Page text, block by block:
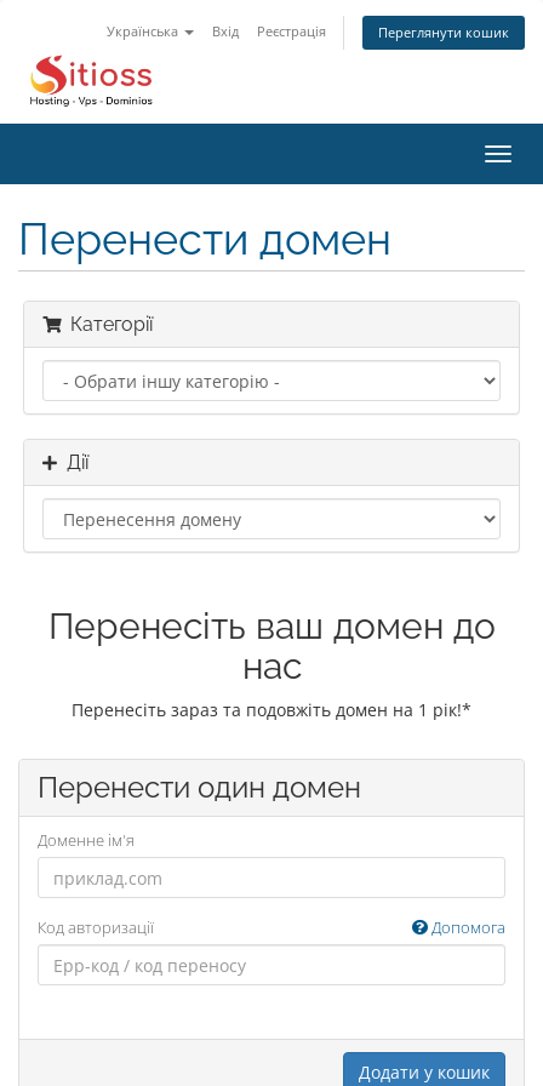
Українська Вхід Реєстрація Переглянути кошик
Перенести домен
Категорії
Дії
Перенесіть ваш домен до
нас
Перенесіть зараз та подовжіть домен на 1 рік!*
Перенести один домен
Доменне ім'я
Код авторизації Допомога
Додати у кошик